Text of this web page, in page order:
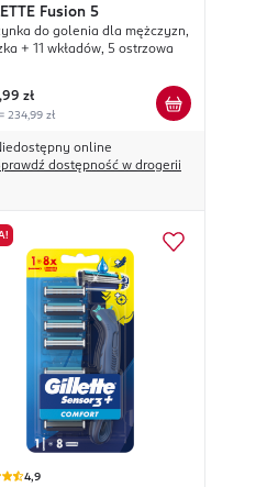
Fusion 5
do golenia dla mężczyzn,
+ 11 wkładów, 5 ostrzowa
,99 zł
234,99 zł
online
dostępność w drogerii
4,9